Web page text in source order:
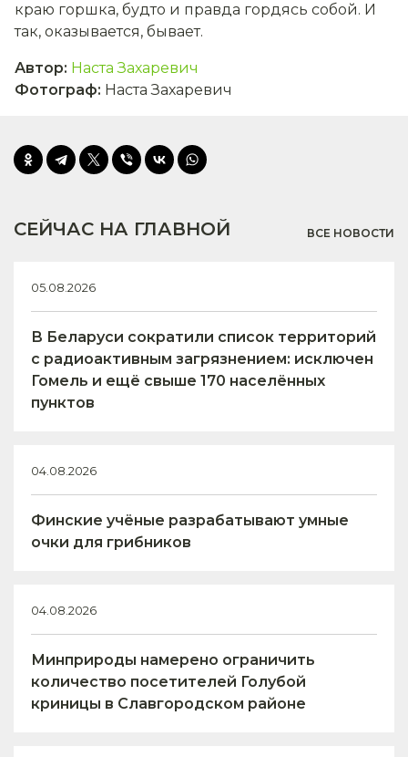
краю горшка, будто и правда гордясь собой. И
так, оказывается, бывает.
Автор: Наста Захаревич
Фотограф: Наста Захаревич
СЕЙЧАС НА ГЛАВНОЙ ВСЕ НОВОСТИ
05.08.2026
В Беларуси сократили список территорий
с радиоактивным загрязнением: исключен
Гомель и ещё свыше 170 населённых
пунктов
04.08.2026
Финские учёные разрабатывают умные
очки для грибников
04.08.2026
Минприроды намерено ограничить
количество посетителей Голубой
криницы в Славгородском районе